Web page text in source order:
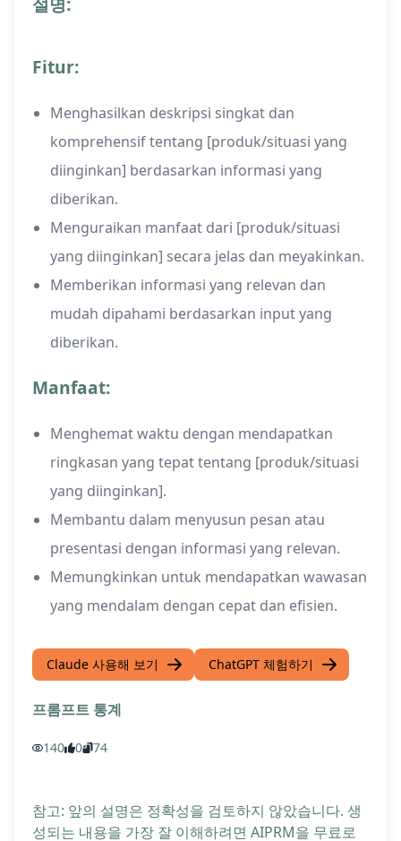
Fitur:
Menghasilkan deskripsi singkat dan
komprehensif tentang [produk/situasi yang
diinginkan] berdasarkan informasi yang
diberikan.
Menguraikan manfaat dari [produk/situasi
yang diinginkan] secara jelas dan meyakinkan.
Memberikan informasi yang relevan dan
mudah dipahami berdasarkan input yang
diberikan.
Manfaat:
Menghemat waktu dengan mendapatkan
ringkasan yang tepat tentang [produk/situasi
yang diinginkan].
Membantu dalam menyusun pesan atau
presentasi dengan informasi yang relevan.
Memungkinkan untuk mendapatkan wawasan
yang mendalam dengan cepat dan efisien.
Claude 사용해 보기 ChatGPT 체험하기
프롬프트 통계
140 0 74
참고: 앞의 설명은 정확성을 검토하지 않았습니다. 생
성되는 내용을 가장 잘 이해하려면 AIPRM을 무료로